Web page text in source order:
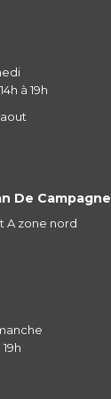
à 19h
De Campagne
A zone nord